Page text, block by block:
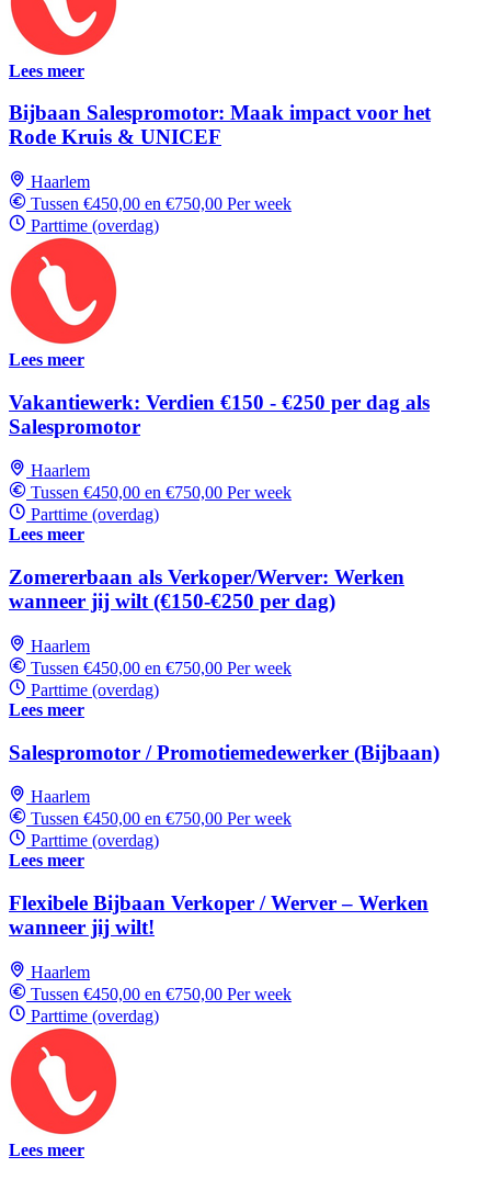
Lees meer
Bijbaan Salespromotor: Maak impact voor het
Rode Kruis & UNICEF
Haarlem
Tussen €450,00 en €750,00 Per week
Parttime (overdag)
Lees meer
Vakantiewerk: Verdien €150 - €250 per dag als
Salespromotor
Haarlem
Tussen €450,00 en €750,00 Per week
Parttime (overdag)
Lees meer
Zomererbaan als Verkoper/Werver: Werken
wanneer jij wilt (€150-€250 per dag)
Haarlem
Tussen €450,00 en €750,00 Per week
Parttime (overdag)
Lees meer
Salespromotor / Promotiemedewerker (Bijbaan)
Haarlem
Tussen €450,00 en €750,00 Per week
Parttime (overdag)
Lees meer
Flexibele Bijbaan Verkoper / Werver – Werken
wanneer jij wilt!
Haarlem
Tussen €450,00 en €750,00 Per week
Parttime (overdag)
Lees meer